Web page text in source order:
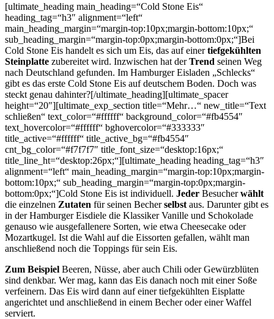
[ultimate_heading main_heading=“Cold Stone Eis“
heading_tag=“h3″ alignment=“left“
main_heading_margin=“margin-top:10px;margin-bottom:10px;“
sub_heading_margin=“margin-top:0px;margin-bottom:0px;“]Bei
Cold Stone Eis handelt es sich um Eis, das auf einertiefgekühlten
Steinplatte zubereitet wird. Inzwischen hat derTrend seinen Weg
nach Deutschland gefunden. Im Hamburger Eisladen „Schlecks“
gibt es das erste Cold Stone Eis auf deutschem Boden. Doch was
steckt genau dahinter?[/ultimate_heading][ultimate_spacer
height=“20″][ultimate_exp_section title=“Mehr…“ new_title=“Text
schließen“ text_color=“#ffffff“ background_color=“#fb4554″
text_hovercolor=“#ffffff“ bghovercolor=“#333333″
title_active=“#ffffff“ title_active_bg=“#fb4554″
cnt_bg_color=“#f7f7f7″ title_font_size=“desktop:16px;“
title_line_ht=“desktop:26px;“][ultimate_heading heading_tag=“h3″
alignment=“left“ main_heading_margin=“margin-top:10px;margin-
bottom:10px;“ sub_heading_margin=“margin-top:0px;margin-
bottom:0px;“]Cold Stone Eis ist individuell. Jeder Besucherwählt
die einzelnen Zutaten für seinen Becherselbst aus. Darunter gibt es
in der Hamburger Eisdiele die Klassiker Vanille und Schokolade
genauso wie ausgefallenere Sorten, wie etwa Cheesecake oder
Mozartkugel. Ist die Wahl auf die Eissorten gefallen, wählt man
anschließend noch die Toppings für sein Eis.
Zum Beispiel Beeren, Nüsse, aber auch Chili oder Gewürzblüten
sind denkbar. Wer mag, kann das Eis danach noch mit einer Soße
verfeinern. Das Eis wird dann auf einer tiefgekühlten Eisplatte
angerichtet und anschließend in einem Becher oder einer Waffel
serviert.